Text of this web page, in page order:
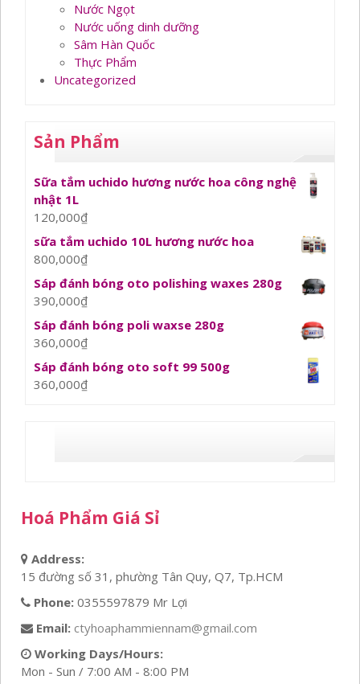
Nước Ngọt
Nước uống dinh dưỡng
Sâm Hàn Quốc
Thực Phẩm
Uncategorized
Sản Phẩm
Sữa tắm uchido hương nước hoa công nghệ
nhật 1L
120,000₫
sữa tắm uchido 10L hương nước hoa
800,000₫
Sáp đánh bóng oto polishing waxes 280g
390,000₫
Sáp đánh bóng poli waxse 280g
360,000₫
Sáp đánh bóng oto soft 99 500g
360,000₫
Hoá Phẩm Giá Sỉ
Address:
15 đường số 31, phường Tân Quy, Q7, Tp.HCM
Phone: 0355597879 Mr Lợi
Email: ctyhoaphammiennam@gmail.com
Working Days/Hours:
Mon - Sun / 7:00 AM - 8:00 PM